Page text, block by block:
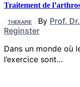
Traitement de
THERAPIE By Prof.
Reginster
Dans un monde où
l’exercice sont…